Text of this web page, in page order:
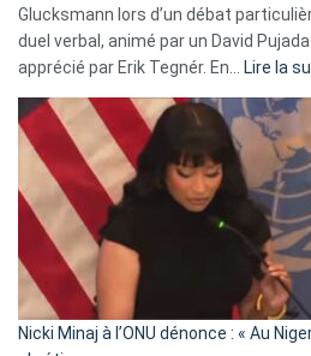
Glucksmann lors d’un débat
duel verbal, animé par un David
apprécié par Erik Tegnér. En… Lire la
Nicki Minaj à l’ONU dénonce : « Au